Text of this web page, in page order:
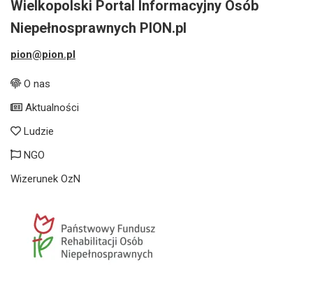
Wielkopolski Portal Informacyjny Osób
Niepełnosprawnych PION.pl
pion@pion.pl
O nas
Aktualności
Ludzie
NGO
Wizerunek OzN